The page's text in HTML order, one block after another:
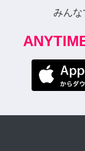
みんな